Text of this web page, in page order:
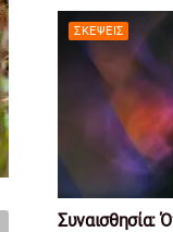
ΣΚΈΨΕΙΣ
Συναισθησία: